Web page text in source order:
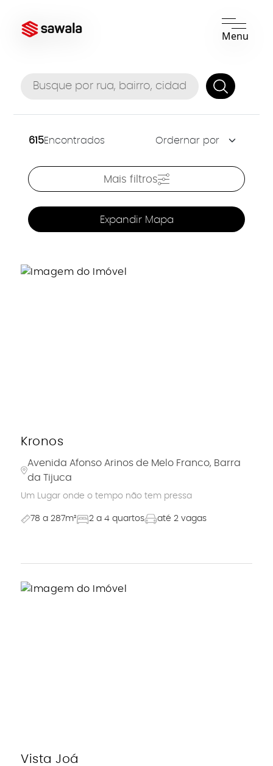
Menu
615Encontrados
Mais filtros
Expandir Mapa
Kronos
Avenida Afonso Arinos de Melo Franco, Barra
da Tijuca
Um Lugar onde o tempo não tem pressa
78 a 287m² 2 a 4 quartos até 2 vagas
Vista Joá